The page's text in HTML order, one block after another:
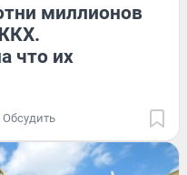
миллионов
что их
Обсудить